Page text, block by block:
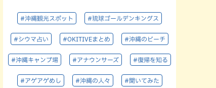
#沖縄観光スポット #琉球ゴールデンキングス
#シウマ占い #OKITIVEまとめ #沖縄のビーチ
#沖縄キャンプ場 #アナウンサーズ #復帰を知る
#アゲアゲめし #沖縄の人々 #聞いてみた